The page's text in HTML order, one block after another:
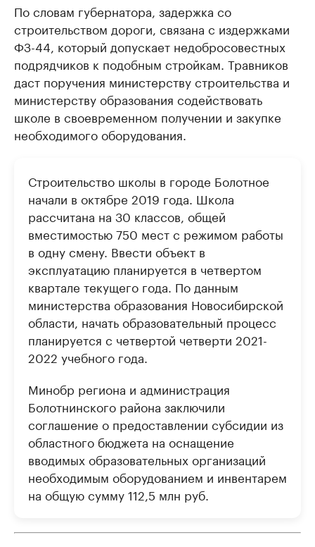
По словам губернатора, задержка со
строительством дороги, связана с издержками
ФЗ-44, который допускает недобросовестных
подрядчиков к подобным стройкам. Травников
даст поручения министерству строительства и
министерству образования содействовать
школе в своевременном получении и закупке
необходимого оборудования.
Строительство школы в городе Болотное
начали в октябре 2019 года. Школа
рассчитана на 30 классов, общей
вместимостью 750 мест с режимом работы
в одну смену. Ввести объект в
эксплуатацию планируется в четвертом
квартале текущего года. По данным
министерства образования Новосибирской
области, начать образовательный процесс
планируется с четвертой четверти 2021-
2022 учебного года.
Минобр региона и администрация
Болотнинского района заключили
соглашение о предоставлении субсидии из
областного бюджета на оснащение
вводимых образовательных организаций
необходимым оборудованием и инвентарем
на общую сумму 112,5 млн руб.